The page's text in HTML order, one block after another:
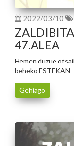
2022/03/10
47.ALEA
Hemen duzue
beheko ESTEKAN
Gehiago